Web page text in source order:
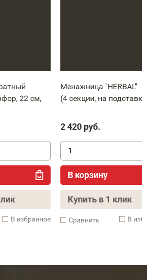
22 см,
В избранное
Менажница "HERBAL"
(4 секции, на
2 420 руб.
В корзину
Купить в 1 клик
Cравнить В